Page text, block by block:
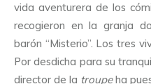
vida aventurera de los
recogieron en la granja
barón “Misterio”. Los tres
Por desdicha para su
director de la troupeha